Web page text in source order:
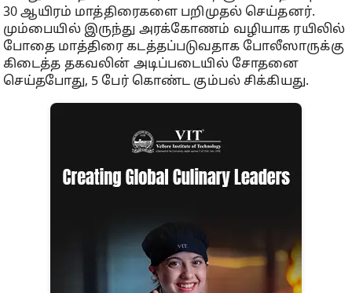
30 ஆயிரம் மாத்திரைகளை பறிமுதல் செய்தனர்.
மும்பையில் இருந்து அரக்கோணம் வழியாக ரயிலில்
போதை மாத்திரை கடத்தப்படுவதாக போலீஸாருக்கு
கிடைத்த தகவலின் அடிப்படையில் சோதனை
செய்தபோது, 5 பேர் கொண்ட கும்பல் சிக்கியது.